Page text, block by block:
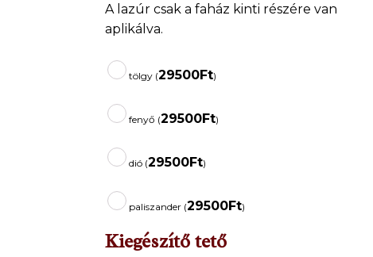
A lazúr csak a faház kinti részére van
aplikálva.
tölgy (29500Ft)
fenyő (29500Ft)
dió (29500Ft)
paliszander (29500Ft)
Kiegészítő tető